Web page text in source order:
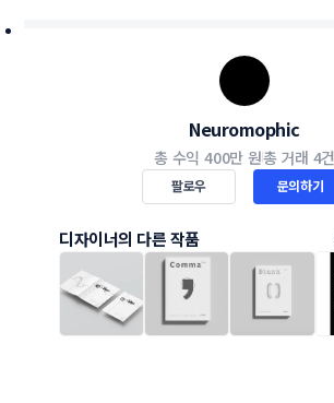
Neuromophic
총 수익 400만 원총 거래 4건
팔로우 문의하기
디자이너의 다른 작품